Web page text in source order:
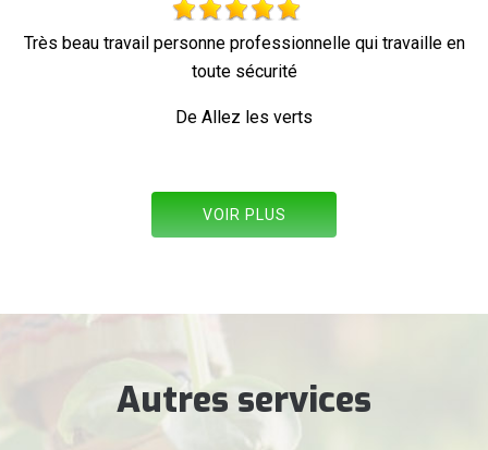
travaille en Parfait !
VOIR PLUS
Autres services